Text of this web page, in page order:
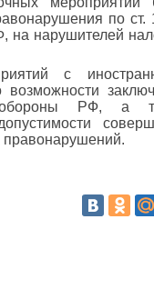
по ст.
на нарушителей
с
обороны РФ, а
правонарушений.